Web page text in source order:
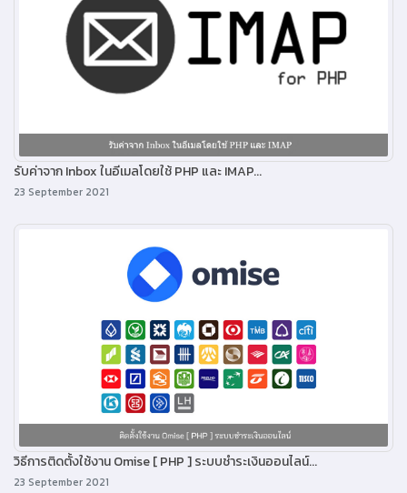
รับค่าจาก Inbox ในอีเมลโดยใช้ PHP และ IMAP...
23 September 2021
วิธีการติดตั้งใช้งาน Omise [ PHP ] ระบบชำระเงินออนไลน์...
23 September 2021